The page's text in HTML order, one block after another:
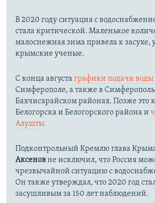
В 2020 году ситуация с
стала критической. Маленькое
малоснежная зима привела к засухе,
крымские ученые.
С конца августа графики подачи воды
Симферополе, а также в
Бахчисарайском районах. Позже это
Белогорска и Белогорского района и
Алушты.
Подконтрольный Кремлю глава
Аксеновне исключил, что Россия
чрезвычайной ситуацию с
Он также утверждал, что 2020 год
засушливым за 150 лет наблюдений.​